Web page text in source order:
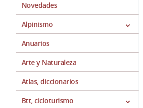
Novedades
Alpinismo
Anuarios
Arte y Naturaleza
Atlas, diccionarios
Btt, cicloturismo